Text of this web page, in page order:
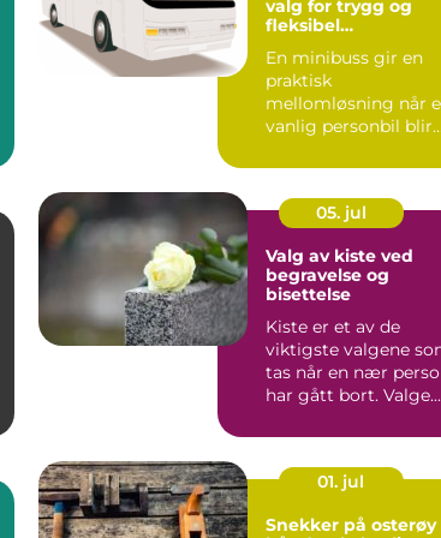
valg for trygg og
fleksibel
En minibuss gir en
praktisk
mellomløsning når
vanlig personbil blir
turbus...
05. jul
Valg av kiste ved
begravelse og
bisettelse
Kiste er et av de
viktigste valgene
tas når en nær
har gått bort. Valge...
01. jul
Snekker på osterøy